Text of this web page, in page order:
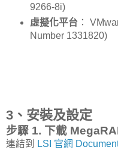
9266-8i)
虛擬化平台 ：
Number 1331820)
3、安裝及設定
步驟 1. 下載
連結到 LSI 官網